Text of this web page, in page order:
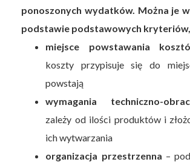
ponoszonych wydatków. Można je
podstawie podstawowych
miejsce powstawania
koszty przypisuje się do
powstają
wymagania techniczno-
zależy od ilości produktów i
ich wytwarzania
organizacja przestrzenna –